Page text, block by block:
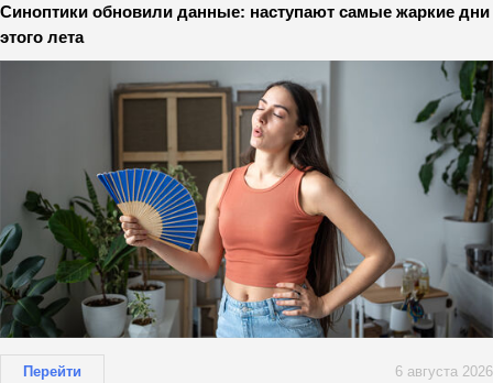
Синоптики обновили данные: наступают самые жаркие дни
этого лета
Перейти 6 августа 2026